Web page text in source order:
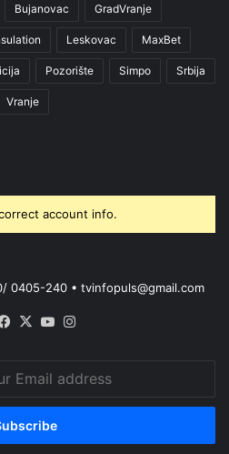
Bujanovac GradVranje
Leskovac MaxBet
Pozorište Simpo Srbija
Vranje
account info.
0405-240 • tvinfopuls@gmail.com
Facebook
X YouTube